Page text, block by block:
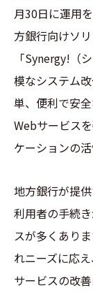
月30日に運用
方銀行向けソ
「Synergy!（
模なシステム
単、便利で安
Webサービス
ケーションの活
地方銀行が提
利用者の手続
スが多くあり
れニーズに応
サービスの改